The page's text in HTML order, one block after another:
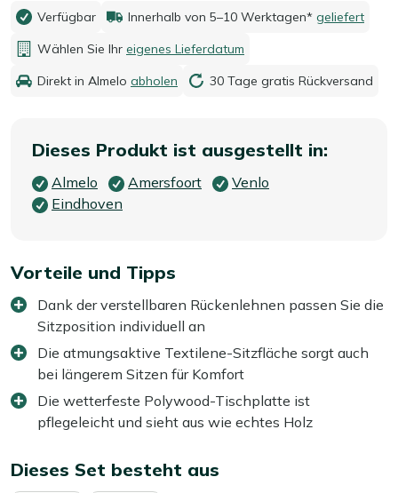
Verfügbar Innerhalb von 5–10 Werktagen* geliefert
Wählen Sie Ihr eigenes Lieferdatum
Direkt in Almelo abholen 30 Tage gratis Rückversand
Dieses Produkt ist ausgestellt in:
Almelo Amersfoort
Venlo
Eindhoven
Vorteile und Tipps
Dank der verstellbaren Rückenlehnen passen Sie die
Sitzposition individuell an
Die atmungsaktive Textilene-Sitzfläche sorgt auch
bei längerem Sitzen für Komfort
Die wetterfeste Polywood-Tischplatte ist
pflegeleicht und sieht aus wie echtes Holz
Dieses Set besteht aus